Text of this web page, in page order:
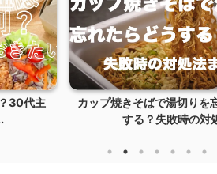
カップ焼きそばで湯切りを忘れたらどう
する？失敗時の対処...